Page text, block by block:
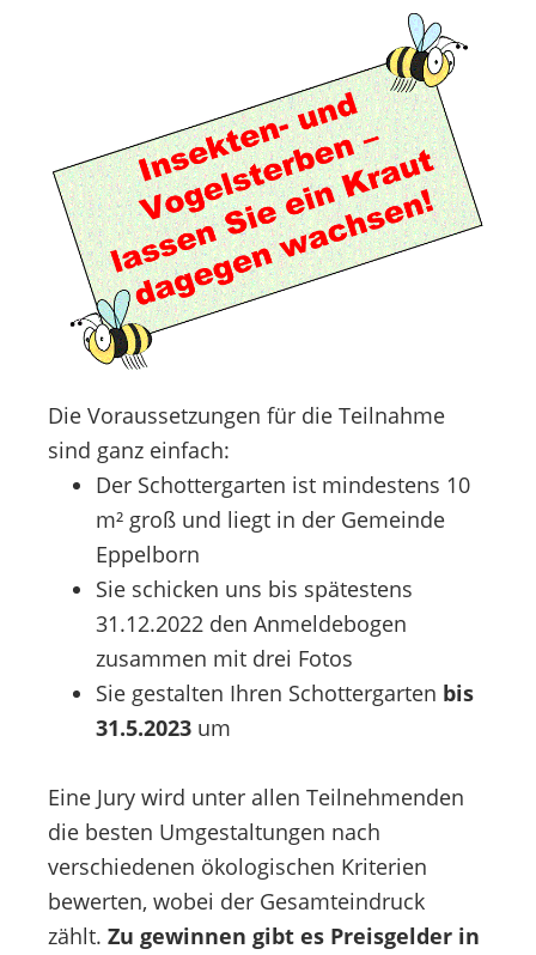
Die Voraussetzungen für die Teilnahme
sind ganz einfach:
Der Schottergarten ist mindestens 10
m² groß und liegt in der Gemeinde
Eppelborn
Sie schicken uns bis spätestens
31.12.2022 den Anmeldebogen
zusammen mit drei Fotos
Sie gestalten Ihren Schottergarten bis
31.5.2023 um
Eine Jury wird unter allen Teilnehmenden
die besten Umgestaltungen nach
verschiedenen ökologischen Kriterien
bewerten, wobei der Gesamt­eindruck
zählt. Zu gewinnen gibt es Preisgelder in